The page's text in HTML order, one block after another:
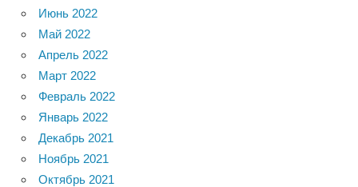
Июнь 2022
Май 2022
Апрель 2022
Март 2022
Февраль 2022
Январь 2022
Декабрь 2021
Ноябрь 2021
Октябрь 2021